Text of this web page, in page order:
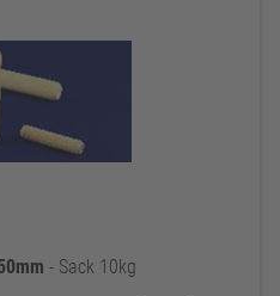
- Sack 10kg